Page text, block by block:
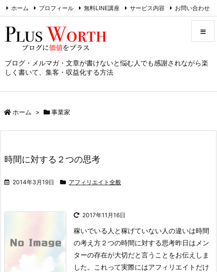
ブログ・メルマガ・文章が書けないと悩む人でも感謝されながら楽
しく書いて、集客・収益化する方法
メニュ
ホーム プロフィール 無料LINE講座 サービス内容 お問い合わせ
ホーム > 事業家
時間に対する２つの思考
2014年3月19日 アフィリエイト全般
2017年11月16日
稼いでいる人と稼げていない人の違いは時間
の考え方２つの時間に対する思考昨日はメン
ターの存在が大切だと言うことをお伝えしま
した。
これって実際にはアフィリエイトだけ